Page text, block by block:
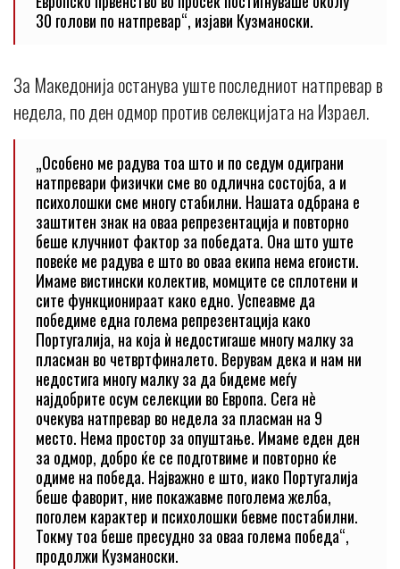
30 голови по натпревар“, изјави Кузманоски.
За Македонија останува уште последниот натпревар в
недела, по ден одмор против селекцијата на Израел.
„Особено ме радува тоа што и по седум одиграни
натпревари физички сме во одлична состојба, а и
психолошки сме многу стабилни. Нашата одбрана е
заштитен знак на оваа репрезентација и повторно
беше клучниот фактор за победата. Она што уште
повеќе ме радува е што во оваа екипа нема егоисти.
Имаме вистински колектив, момците се сплотени и
сите функционираат како едно. Успеавме да
победиме една голема репрезентација како
Португалија, на која ѝ недостигаше многу малку за
пласман во четвртфиналето. Верувам дека и нам ни
недостига многу малку за да бидеме меѓу
најдобрите осум селекции во Европа. Сега нè
очекува натпревар во недела за пласман на 9
место. Нема простор за опуштање. Имаме еден ден
за одмор, добро ќе се подготвиме и повторно ќе
одиме на победа. Најважно е што, иако Португалија
беше фаворит, ние покажавме поголема желба,
поголем карактер и психолошки бевме постабилни.
Токму тоа беше пресудно за оваа голема победа“,
продолжи Кузманоски.